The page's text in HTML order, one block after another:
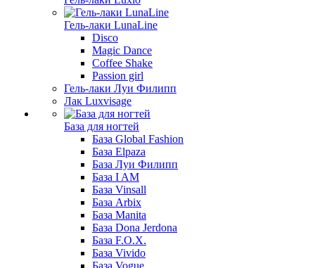
Гель-лаки LunaLine
Disco
Magic Dance
Coffee Shake
Passion girl
Гель-лаки Луи Филипп
Лак Luxvisage
База для ногтей
База Global Fashion
База Elpaza
База Луи Филипп
База I AM
База Vinsall
База Arbix
База Manita
База Dona Jerdona
База F.O.X.
База Vivido
База Vogue